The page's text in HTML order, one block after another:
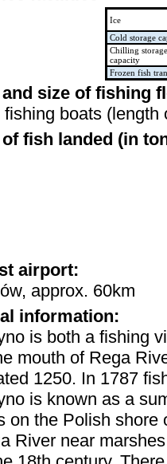
Ice
Cold storage
Chilling storage
capacity
Frozen fish
and size of fishing
fishing boats (length
fish landed (in
airport:
approx. 60km
information:
is both a fishing
mouth of Rega
1250. In 1787
is known as a
on the Polish
River near